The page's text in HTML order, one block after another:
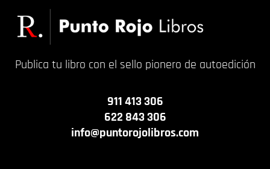
Publica tu libro con el sello pionero de autoedición
911 413 306
622 843 306
info@puntorojolibros.com